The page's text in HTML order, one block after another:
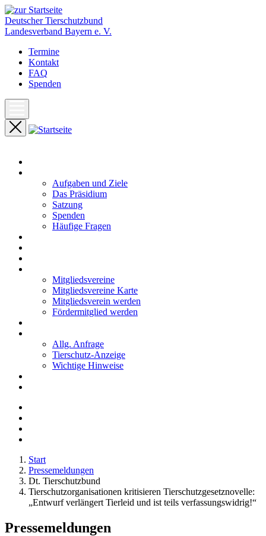
Deutscher Tierschutzbund
Landesverband Bayern e. V.
Termine
Kontakt
FAQ
Spenden
Aufgaben und Ziele
Das Präsidium
Satzung
Spenden
Häufige Fragen
Mitgliedsvereine
Mitgliedsvereine Karte
Mitgliedsverein werden
Fördermitglied werden
Allg. Anfrage
Tierschutz-Anzeige
Wichtige Hinweise
Start
Pressemeldungen
Dt. Tierschutzbund
Tierschutzorganisationen kritisieren Tierschutzgesetznovelle:
„Entwurf verlängert Tierleid und ist teils verfassungswidrig!“
Pressemeldungen